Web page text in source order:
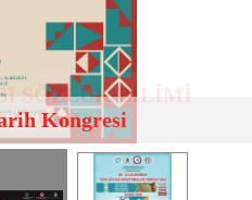
Kongresi
SÖZLÜK BİLİMİ